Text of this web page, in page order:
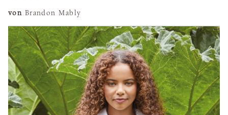
von Brandon Mably